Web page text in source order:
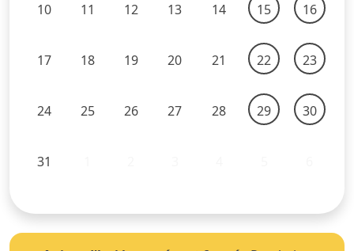
10 11 12 13 14 15 16
17 18 19 20 21 22 23
24 25 26 27 28 29 30
31